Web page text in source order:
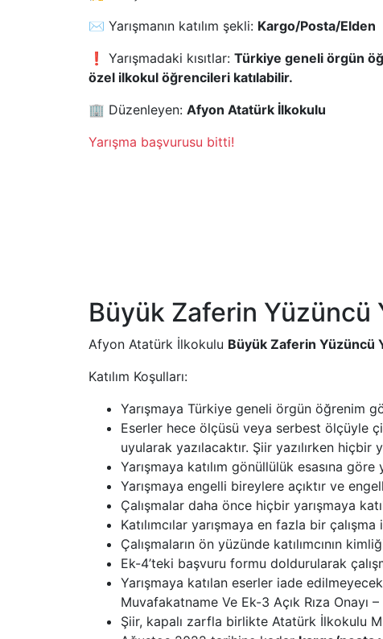
✉️ Yarışmanın katılım şekli: Kargo/Posta/Elden
❗ Yarışmadaki kısıtlar: Türkiye geneli örgün
özel ilkokul öğrencileri katılabilir.
🏢 Düzenleyen: Afyon Atatürk İlkokulu
Yarışma başvurusu bitti!
Büyük Zaferin Yüzüncü
Afyon Atatürk İlkokulu Büyük Zaferin Yüzüncü
Katılım Koşulları:
Yarışmaya Türkiye geneli örgün öğrenim
Eserler hece ölçüsü veya serbest ölçüyle
uyularak yazılacaktır. Şiir yazılırken
Yarışmaya katılım gönüllülük esasına göre
Yarışmaya engelli bireylere açıktır ve
Çalışmalar daha önce hiçbir yarışmaya
Katılımcılar yarışmaya en fazla bir çalışma
Çalışmaların ön yüzünde katılımcının
Ek-4’teki başvuru formu doldurularak
Yarışmaya katılan eserler iade
Muvafakatname Ve Ek-3 Açık Rıza
Şiir, kapalı zarfla birlikte Atatürk İlkokulu